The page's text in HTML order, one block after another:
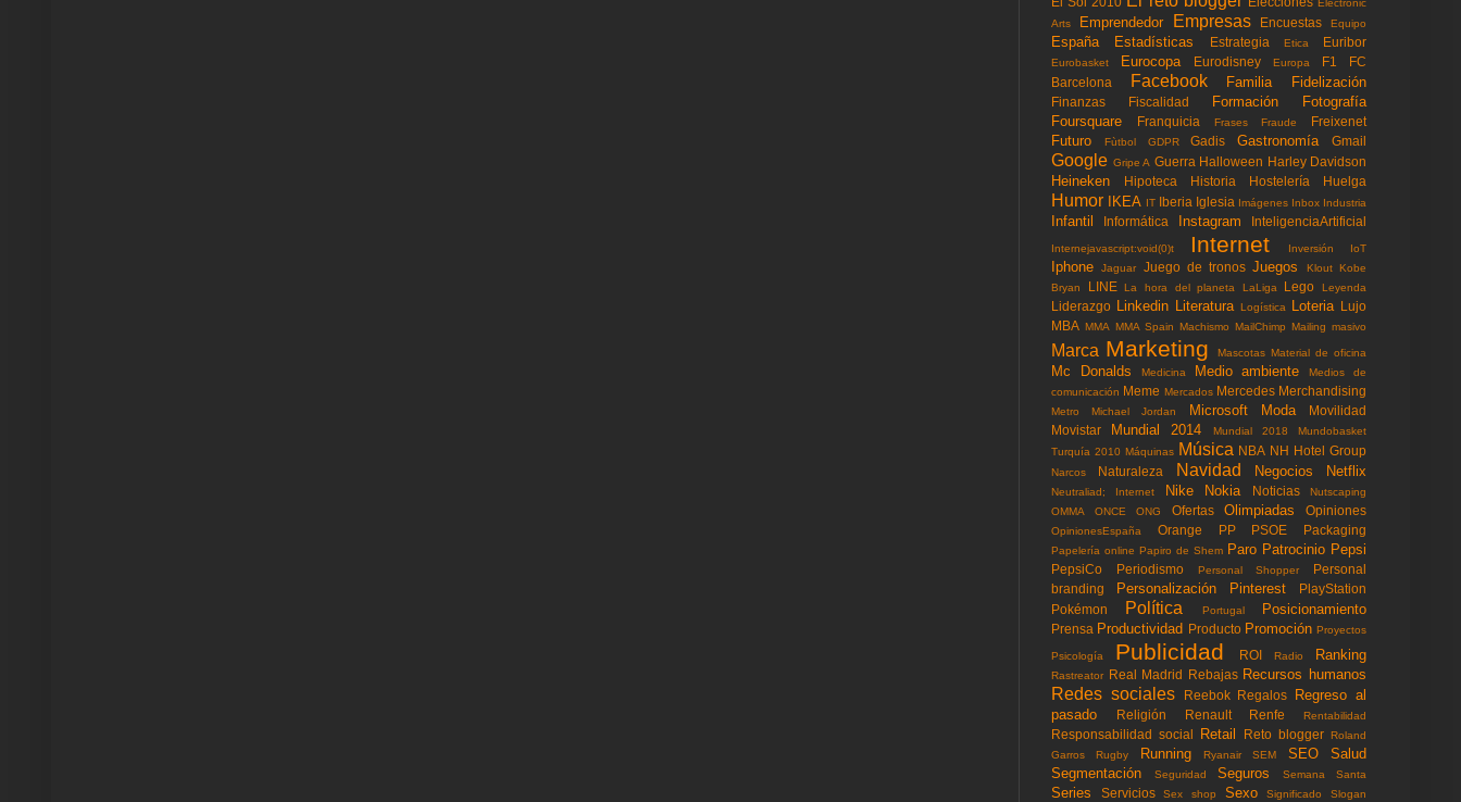
Electronic
Arts
Emprendedor Empresas Encuestas Equipo
España Estadísticas Estrategia Etica Euribor
Eurobasket Eurocopa Eurodisney Europa F1
FC
Barcelona
Facebook Familia Fidelización
Finanzas Fiscalidad Formación
Fotografía
Foursquare
Franquicia Frases Fraude Freixenet
Futuro Fùtbol GDPR Gadis Gastronomía Gmail
Google Gripe A Guerra Halloween Harley Davidson
Heineken Hipoteca Historia Hostelería Huelga
Humor IKEA IT Iberia Iglesia Imágenes Inbox Industria
Infantil Informática Instagram InteligenciaArtificial
Internejavascript:void(0)t Internet Inversión IoT
Iphone Jaguar Juego de tronos Juegos Klout Kobe
Bryan
LINE La hora del planeta LaLiga Lego Leyenda
Liderazgo Linkedin Literatura Logística Loteria Lujo
MBA MMA MMA Spain Machismo MailChimp Mailing masivo
Marca Marketing Mascotas Material de oficina
Mc Donalds Medicina Medio ambiente
Medios de
comunicación Meme Mercados Mercedes Merchandising
Metro Michael Jordan Microsoft Moda
Movilidad
Movistar
Mundial 2014 Mundial 2018
Mundobasket
Turquía 2010 Máquinas Música NBA NH Hotel Group
Narcos Naturaleza Navidad Negocios Netflix
Neutraliad; Internet Nike Nokia Noticias
Nutscaping
OMMA
ONCE ONG Ofertas Olimpiadas Opiniones
OpinionesEspaña Orange PP PSOE Packaging
Papelería online Papiro de Shem Paro Patrocinio Pepsi
PepsiCo Periodismo Personal Shopper
Personal
branding
Personalización Pinterest
PlayStation
Pokémon
Política Portugal Posicionamiento
Prensa Productividad Producto Promoción Proyectos
Psicología Publicidad ROI Radio Ranking
Rastreator Real Madrid Rebajas Recursos humanos
Redes sociales Reebok Regalos
Regreso al
pasado
Religión Renault Renfe Rentabilidad
Responsabilidad social Retail Reto blogger Roland
Garros
Rugby Running Ryanair SEM SEO
Salud
Segmentación
Seguridad Seguros Semana Santa
Series Servicios Sex shop Sexo Significado Slogan